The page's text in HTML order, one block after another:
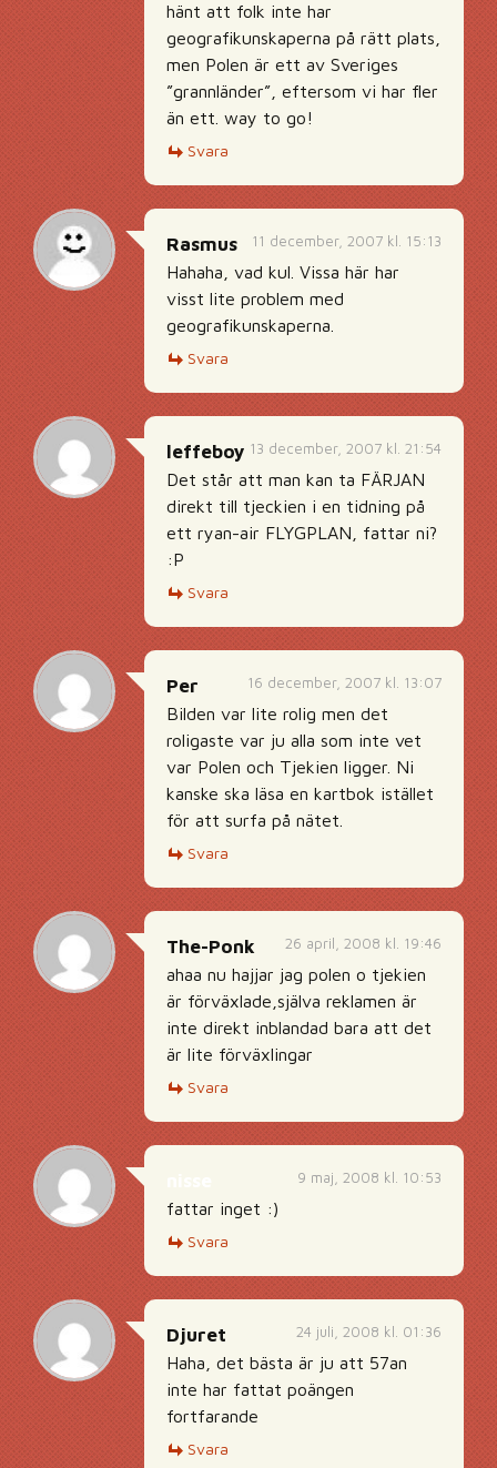
hänt att folk inte har
geografikunskaperna på rätt plats,
men Polen är ett av Sveriges
”grannländer”, eftersom vi har fler
än ett. way to go!
Svara
11 december, 2007 kl. 15:13
Rasmus
Hahaha, vad kul. Vissa här har
visst lite problem med
geografikunskaperna.
Svara
13 december, 2007 kl. 21:54
leffeboy
Det står att man kan ta FÄRJAN
direkt till tjeckien i en tidning på
ett ryan-air FLYGPLAN, fattar ni?
:P
Svara
16 december, 2007 kl. 13:07
Per
Bilden var lite rolig men det
roligaste var ju alla som inte vet
var Polen och Tjekien ligger. Ni
kanske ska läsa en kartbok istället
för att surfa på nätet.
Svara
26 april, 2008 kl. 19:46
The-Ponk
ahaa nu hajjar jag polen o tjekien
är förväxlade,själva reklamen är
inte direkt inblandad bara att det
är lite förväxlingar
Svara
9 maj, 2008 kl. 10:53
fattar inget :)
Svara
24 juli, 2008 kl. 01:36
Djuret
Haha, det bästa är ju att 57an
inte har fattat poängen
fortfarande
Svara